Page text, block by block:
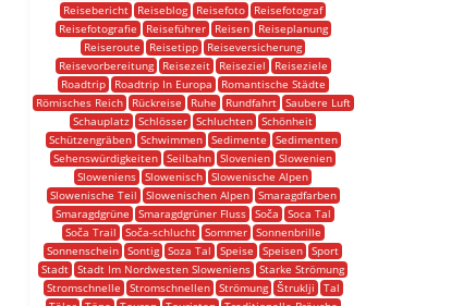
Reisebericht
Reiseblog Reisefoto
Reisefotograf
Reisefotografie
Reiseführer Reisen
Reiseplanung
Reiseroute
Reisetipp
Reiseversicherung
Reisevorbereitung
Reisezeit Reiseziel
Reiseziele
Roadtrip
Roadtrip In Europa
Romantische Städte
Römisches Reich
Rückreise Ruhe Rundfahrt
Saubere Luft
Schauplatz Schlösser Schluchten Schönheit
Schützengräben
Schwimmen Sedimente
Sedimenten
Sehenswürdigkeiten Seilbahn Slovenien Slowenien
Sloweniens Slowenisch Slowenische Alpen
Slowenische Teil
Slowenischen Alpen
Smaragdfarben
Smaragdgrüne
Smaragdgrüner Fluss Soča
Soca Tal
Soča Trail
Soča-schlucht Sommer
Sonnenbrille
Sonnenschein Sontig Soza Tal Speise Speisen Sport
Stadt Stadt Im Nordwesten Sloweniens Starke Strömung
Stromschnelle
Stromschnellen Strömung Štruklji
Tal